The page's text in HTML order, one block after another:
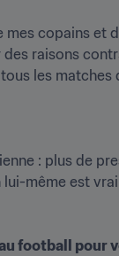
mes copains et
raisons
les matches
: plus de
lui-même est
football pour